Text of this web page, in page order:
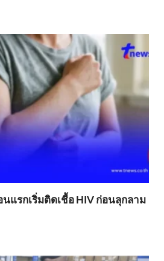
แรกเริ่มติดเชื้อ HIV ก่อนลุกลาม